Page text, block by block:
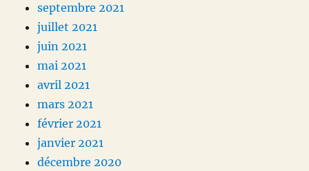
septembre 2021
juillet 2021
juin 2021
mai 2021
avril 2021
mars 2021
février 2021
janvier 2021
décembre 2020